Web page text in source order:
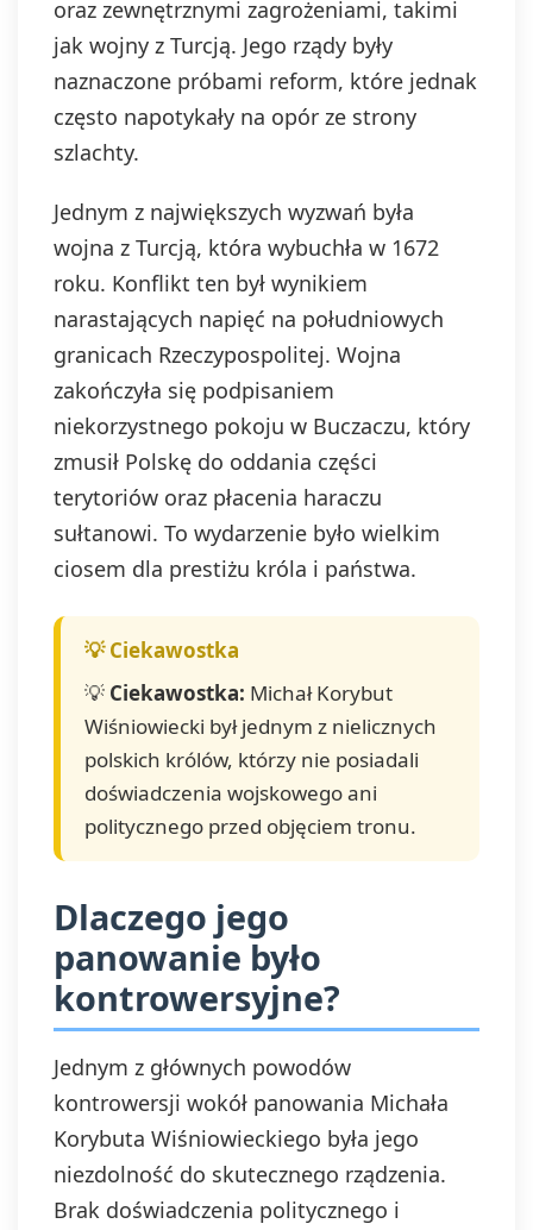
oraz zewnętrznymi zagrożeniami, takimi
jak wojny z Turcją. Jego rządy były
naznaczone próbami reform, które jednak
często napotykały na opór ze strony
szlachty.
Jednym z największych wyzwań była
wojna z Turcją, która wybuchła w 1672
roku. Konflikt ten był wynikiem
narastających napięć na południowych
granicach Rzeczypospolitej. Wojna
zakończyła się podpisaniem
niekorzystnego pokoju w Buczaczu, który
zmusił Polskę do oddania części
terytoriów oraz płacenia haraczu
sułtanowi. To wydarzenie było wielkim
ciosem dla prestiżu króla i państwa.
💡 Ciekawostka: Michał Korybut
Wiśniowiecki był jednym z nielicznych
polskich królów, którzy nie posiadali
doświadczenia wojskowego ani
politycznego przed objęciem tronu.
Dlaczego jego
panowanie było
kontrowersyjne?
Jednym z głównych powodów
kontrowersji wokół panowania Michała
Korybuta Wiśniowieckiego była jego
niezdolność do skutecznego rządzenia.
Brak doświadczenia politycznego i